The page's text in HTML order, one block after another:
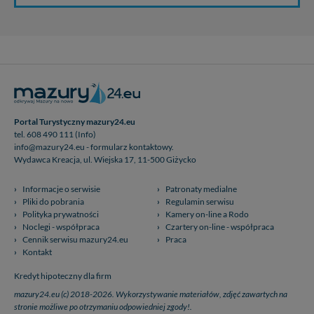
Portal Turystyczny mazury24.eu
tel. 608 490 111 (Info)
info@mazury24.eu - formularz kontaktowy.
Wydawca Kreacja, ul. Wiejska 17, 11-500 Giżycko
Informacje o serwisie
Patronaty medialne
Pliki do pobrania
Regulamin serwisu
Polityka prywatności
Kamery on-line a Rodo
Noclegi - współpraca
Czartery on-line - współpraca
Cennik serwisu mazury24.eu
Praca
Kontakt
Kredyt hipoteczny dla firm
mazury24.eu (c) 2018-2026. Wykorzystywanie materiałów, zdjęć zawartych na
stronie możliwe po otrzymaniu odpowiedniej zgody!.
nowo...